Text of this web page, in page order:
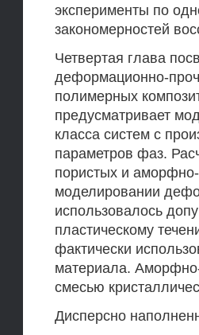
эксперименты по
закономерностей
Четвертая глава
деформационно-
полимерных
предусматривает
класса систем с
параметров фаз.
пористых и
моделировании
использовалось
пластическому
фактически
материала.
смесью
Дисперсно